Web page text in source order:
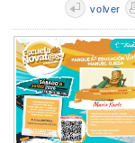
volver